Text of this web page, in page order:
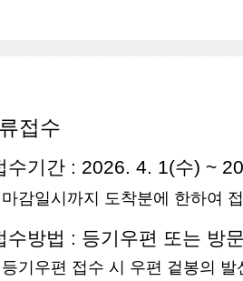
접수
수기간 : 2026. 4. 1(수) ~
감일시까지 도착분에 한하여
수방법 : 등기우편 또는 방
우편 접수 시 우편 겉봉의 발